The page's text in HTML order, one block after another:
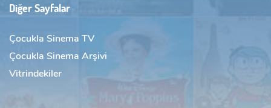
Diğer Sayfalar
Çocukla Sinema TV
Çocukla Sinema Arşivi
Vitrindekiler